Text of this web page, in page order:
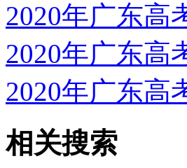
2020年广东高
2020年广东高
2020年广东高
相关搜索